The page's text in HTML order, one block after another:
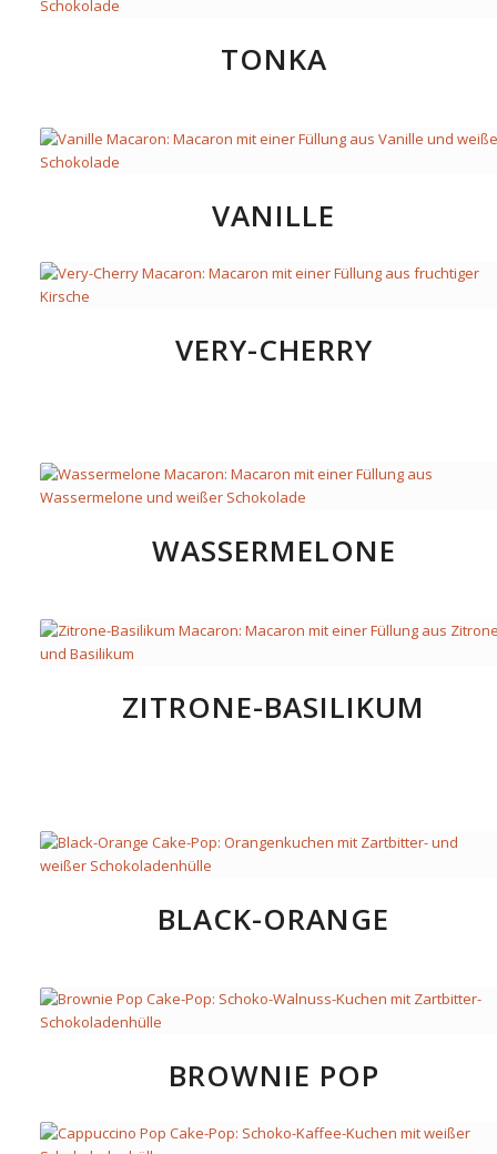
TONKA
VANILLE
VERY-CHERRY
WASSERMELONE
ZITRONE-BASILIKUM
BLACK-ORANGE
BROWNIE POP